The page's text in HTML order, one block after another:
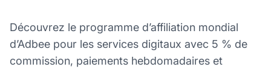
Découvrez le programme d’affiliation mondial
d’Adbee pour les services digitaux avec 5 % de
commission, paiements hebdomadaires et